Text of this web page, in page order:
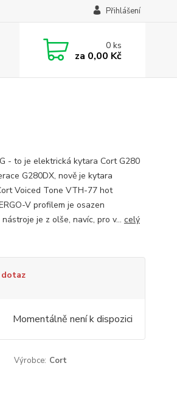
Přihlášení
0ks
za 0,00 Kč
- to je elektrická kytara Cort G280
G280DX, nově je kytara
Voiced Tone VTH-77 hot
V profilem je osazen
je z olše, navíc, pro v... celý
dotaz
Momentálně není k dispozici
Výrobce: Cort